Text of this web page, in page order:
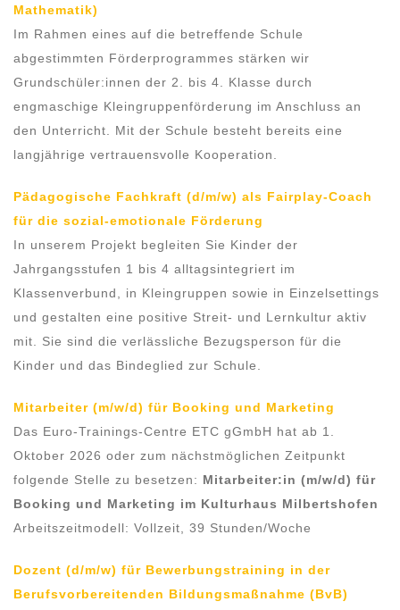
Mathematik)
Im Rahmen eines auf die betreffende Schule
abgestimmten Förderprogrammes stärken wir
Grundschüler:innen der 2. bis 4. Klasse durch
engmaschige Kleingruppenförderung im Anschluss an
den Unterricht. Mit der Schule besteht bereits eine
langjährige vertrauensvolle Kooperation.
Pädagogische Fachkraft (d/m/w) als Fairplay-Coach
für die sozial-emotionale Förderung
In unserem Projekt begleiten Sie Kinder der
Jahrgangsstufen 1 bis 4 alltagsintegriert im
Klassenverbund, in Kleingruppen sowie in Einzelsettings
und gestalten eine positive Streit- und Lernkultur aktiv
mit. Sie sind die verlässliche Bezugsperson für die
Kinder und das Bindeglied zur Schule.
Mitarbeiter (m/w/d) für Booking und Marketing
Das Euro-Trainings-Centre ETC gGmbH hat ab 1.
Oktober 2026 oder zum nächstmöglichen Zeitpunkt
folgende Stelle zu besetzen: Mitarbeiter:in (m/w/d) für
Booking und Marketing im Kulturhaus Milbertshofen
Arbeitszeitmodell: Vollzeit, 39 Stunden/Woche
Dozent (d/m/w) für Bewerbungstraining in der
Berufsvorbereitenden Bildungsmaßnahme (BvB)